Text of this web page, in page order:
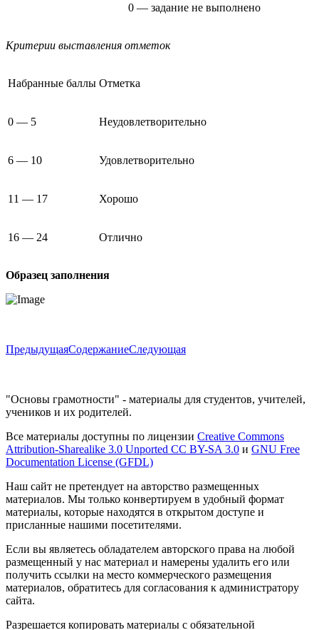
0 — задание не выполнено
Критерии выставления отметок
Набранные баллы Отметка
0 — 5 Неудовлетворительно
6 — 10 Удовлетворительно
11 — 17 Хорошо
16 — 24 Отлично
Образец заполнения
ПредыдущаяСодержаниеСледующая
"Основы грамотности" - материалы для студентов, учителей,
учеников и их родителей.
Все материалы доступны по лицензии Creative Commons
Attribution-Sharealike 3.0 Unported CC BY-SA 3.0 и GNU Free
Documentation License (GFDL)
Наш сайт не претендует на авторство размещенных
материалов. Мы только конвертируем в удобный формат
материалы, которые находятся в открытом доступе и
присланные нашими посетителями.
Если вы являетесь обладателем авторского права на любой
размещенный у нас материал и намерены удалить его или
получить ссылки на место коммерческого размещения
материалов, обратитесь для согласования к администратору
сайта.
Разрешается копировать материалы с обязательной